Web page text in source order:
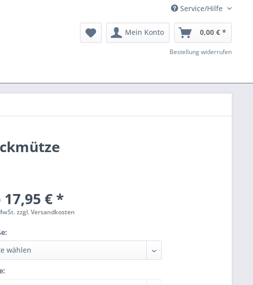
Service/Hilfe
Mein Konto 0,00 € *
Bestellung widerrufen
17,95 € *
zzgl. Versandkosten